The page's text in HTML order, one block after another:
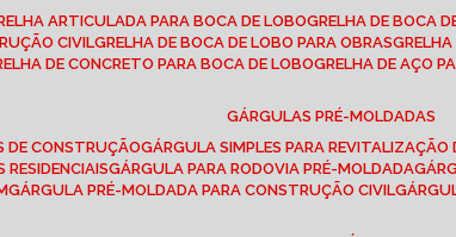
ARTICULADA PARA BOCA DE LOBO
GRELHA DE BOCA
CIVIL
GRELHA DE BOCA DE LOBO PARA OBRAS
DE CONCRETO PARA BOCA DE LOBO GRELHA DE AÇO
GÁRGULAS PRÉ-MOLDADAS
DE CONSTRUÇÃO
GÁRGULA SIMPLES PARA REVITALIZAÇÃO
RESIDENCIAIS
GÁRGULA PARA RODOVIA PRÉ-MOLDADA
GÁRGULA PRÉ-MOLDADA PARA CONSTRUÇÃO CIVIL